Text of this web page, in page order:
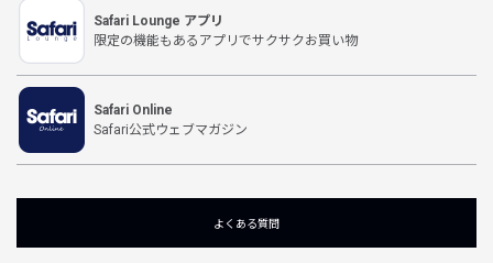
Safari Lounge アプリ
限定の機能もあるアプリでサクサクお買い物
Safari Online
Safari公式ウェブマガジン
よくある質問